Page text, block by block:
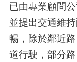
已由專業顧問
並提出交通維
暢，除於鄰近
道行駛，部分